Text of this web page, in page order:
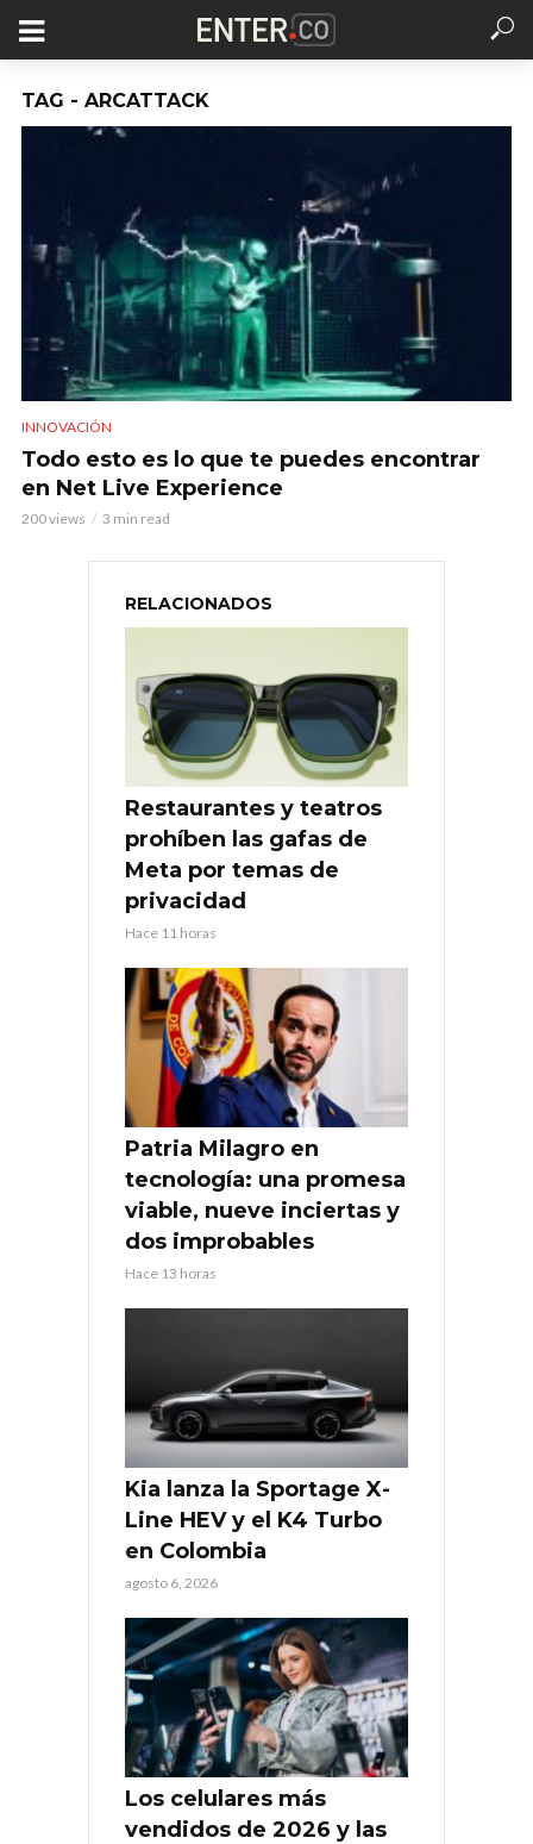
TAG - ARCATTACK
INNOVACIÓN
Todo esto es lo que te puedes encontrar
en Net Live Experience
200 views 3 min read
RELACIONADOS
Restaurantes y teatros
prohíben las gafas de
Meta por temas de
privacidad
Hace 11 horas
Patria Milagro en
tecnología: una promesa
viable, nueve inciertas y
dos improbables
Hace 13 horas
Kia lanza la Sportage X-
Line HEV y el K4 Turbo
en Colombia
agosto 6, 2026
Los celulares más
vendidos de 2026 y las